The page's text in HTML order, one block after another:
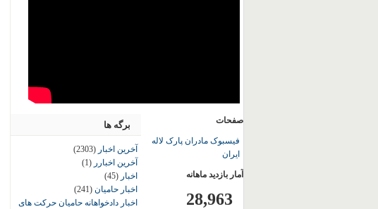
برگه ها
آخرین اخبار (2303)
آخرین اخبارر (1)
اخبار (45)
اخبار حامیان (241)
اخبار دادخواهانه حامیان حرکت های
صفحات
فیسبوک مادران پارک لاله
ایران
آمار بازدید ماهانه
28,963